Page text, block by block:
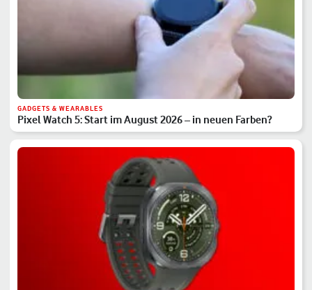
GADGETS & WEARABLES
Pixel Watch 5: Start im August 2026 – in neuen Farben?